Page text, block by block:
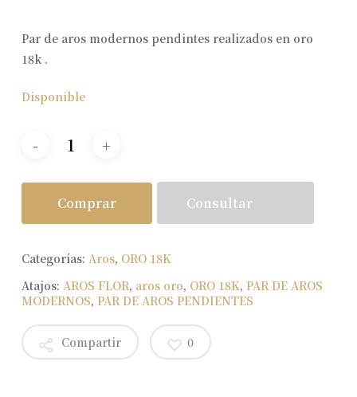
Par de aros modernos pendintes realizados en oro
18k .
Disponible
Comprar Consultar
Categorías: Aros, ORO 18K
Atajos: AROS FLOR, aros oro, ORO 18K, PAR DE AROS
MODERNOS, PAR DE AROS PENDIENTES
Compartir 0